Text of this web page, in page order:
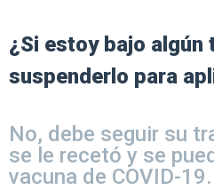
¿Si estoy bajo
suspenderlo para
No, debe seguir su
se le recetó y se
vacuna de COVID-19.